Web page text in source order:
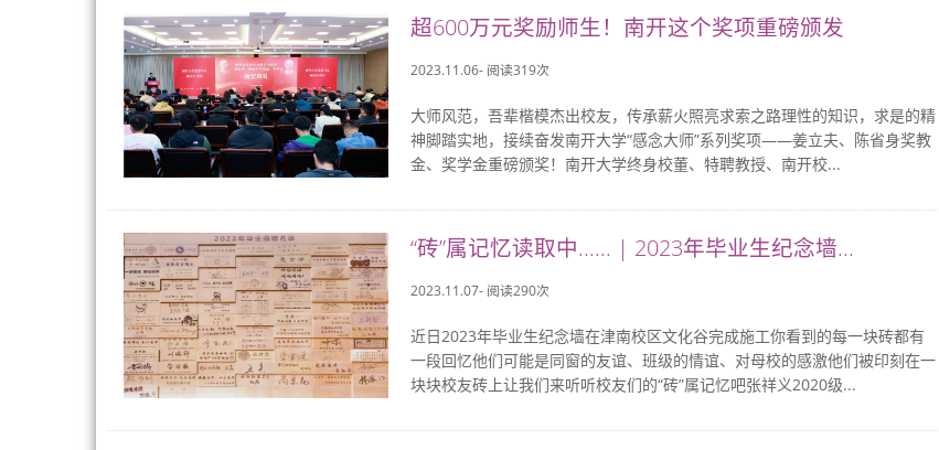
超600万元奖励师生！南开这个奖项重磅颁发
2023.11.06- 阅读319次
大师风范，吾辈楷模杰出校友，传承薪火照亮求索之路理性的知识，求是的精
神脚踏实地，接续奋发南开大学“感念大师”系列奖项——姜立夫、陈省身奖教
金、奖学金重磅颁奖！南开大学终身校董、特聘教授、南开校...
“砖”属记忆读取中...... | 2023年毕业生纪念墙...
2023.11.07- 阅读290次
近日2023年毕业生纪念墙在津南校区文化谷完成施工你看到的每一块砖都有
一段回忆他们可能是同窗的友谊、班级的情谊、对母校的感激他们被印刻在一
块块校友砖上让我们来听听校友们的“砖”属记忆吧张祥义2020级...